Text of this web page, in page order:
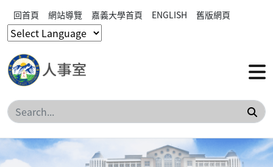
回首頁 網站導覽 嘉義大學首頁 ENGLISH 舊版網頁
搜